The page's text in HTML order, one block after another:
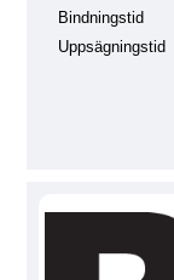
Bindningstid
Uppsägningstid